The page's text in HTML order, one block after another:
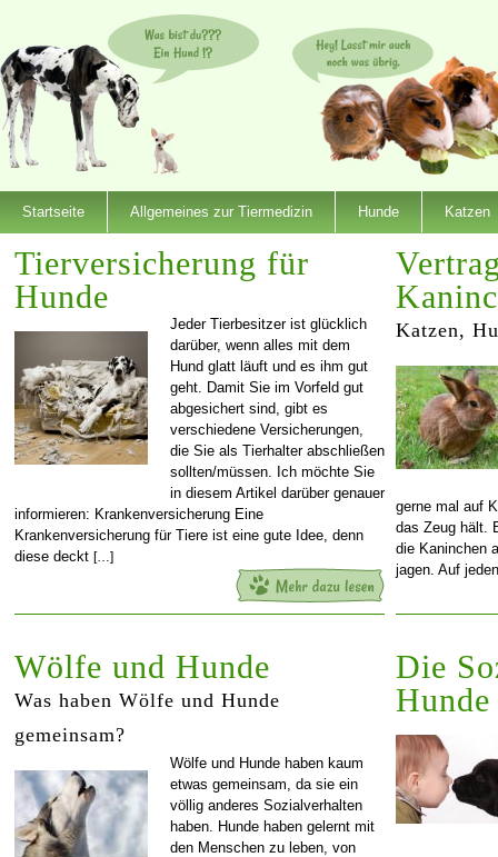
Startseite Allgemeines zur Tiermedizin Hunde Katzen
Tierversicherung für
Hunde
Jeder Tierbesitzer ist glücklich
darüber, wenn alles mit dem
Hund glatt läuft und es ihm gut
geht. Damit Sie im Vorfeld gut
abgesichert sind, gibt es
verschiedene Versicherungen,
die Sie als Tierhalter abschließen
sollten/müssen. Ich möchte Sie
in diesem Artikel darüber genauer
informieren: Krankenversicherung Eine
Krankenversicherung für Tiere ist eine gute Idee, denn
diese deckt […]
Katzen,
gerne mal auf
das Zeug hält.
die Kaninchen
jagen. Auf
Wölfe und Hunde
Was haben Wölfe und Hunde
gemeinsam?
Wölfe und Hunde haben kaum
etwas gemeinsam, da sie ein
völlig anderes Sozialverhalten
haben. Hunde haben gelernt mit
den Menschen zu leben, von
Die
Hunde